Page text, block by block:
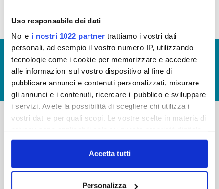
Uso responsabile dei dati
Noi e i nostri 1022 partner trattiamo i vostri dati
personali, ad esempio il vostro numero IP, utilizzando
tecnologie come i cookie per memorizzare e accedere
alle informazioni sul vostro dispositivo al fine di
pubblicare annunci e contenuti personalizzati, misurare
gli annunci e i contenuti, ricercare il pubblico e sviluppare
i servizi. Avete la possibilità di scegliere chi utilizza i
vostri dati e per quali scopi. Le vostre scelte in materia di
in cui avete effettuato le vostre scelte. È possibile
modificare o revocare il proprio consenso in qualsiasi
momento dalla Dichiarazione sui cookie o facendo clic
Accetta tutti
Personalizza
© Copyright 2017 - 2026
GLOSSARIO
GIUDICA IL SERVIZIO
LAVORA CON NOI
-
50126 Fi
-
FAQ
PRIVACY POLICY
NOTE LEGALI